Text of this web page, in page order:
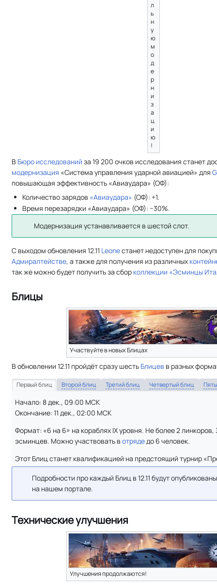
л
ь
н
у
ю
м
о
д
е
р
н
и
з
а
ц
и
ю
!
В Бюро исследований за 19 200 очков исследования станет
модернизация «Система управления ударной авиацией» для
повышающая эффективность «Авиаудара» (ОФ):
Количество зарядов «Авиаудара» (ОФ): +1.
Время перезарядки «Авиаудара» (ОФ): −30%.
Модернизация устанавливается в шестой слот.
С выходом обновления 12.11 Leoneстанет недоступен для
Адмиралтействе, а также для получения из различных
так же можно будет получить за сбор коллекции «Эсминцы
Блицы
Участвуйте в новых Блицах
В обновлении 12.11 пройдёт сразу шесть Блицев в разных
Первый блиц Второй блиц Третий блиц Четвертый блиц
Начало: 8 дек., 09:00 МСК
Окончание: 11 дек., 02:00 МСК
Формат: «6 на 6» на кораблях IX уровня. Не более 2 линкоров,
эсминцев. Можно участвовать в отряде до 6 человек.
Этот Блиц станет квалификацией на предстоящий турнир
Подробности про каждый Блиц в 12.11 будут
на нашем портале.
Технические улучшения
Улучшения продолжаются!